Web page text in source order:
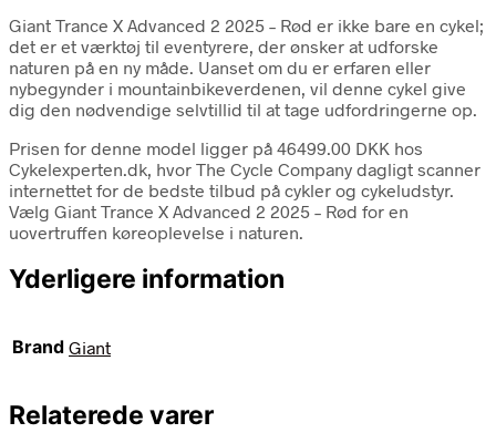
Giant Trance X Advanced 2 2025 – Rød er ikke bare en cykel;
det er et værktøj til eventyrere, der ønsker at udforske
naturen på en ny måde. Uanset om du er erfaren eller
nybegynder i mountainbikeverdenen, vil denne cykel give
dig den nødvendige selvtillid til at tage udfordringerne op.
Prisen for denne model ligger på 46499.00 DKK hos
Cykelexperten.dk, hvor The Cycle Company dagligt scanner
internettet for de bedste tilbud på cykler og cykeludstyr.
Vælg Giant Trance X Advanced 2 2025 – Rød for en
uovertruffen køreoplevelse i naturen.
Yderligere information
Brand Giant
Relaterede varer